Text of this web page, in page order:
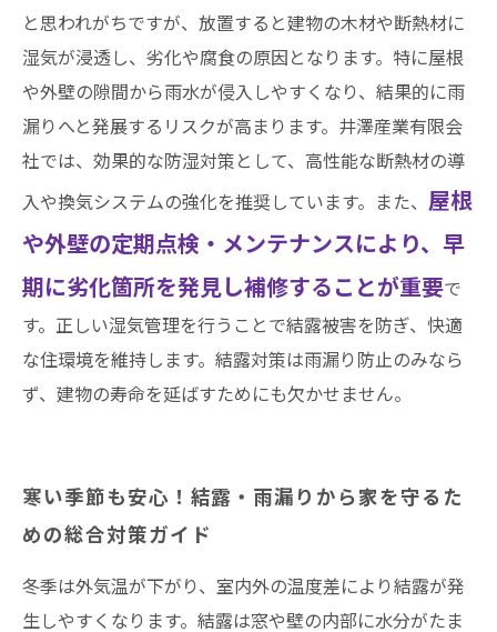
と思われがちですが、放置すると建物の木材や断熱材に
湿気が浸透し、劣化や腐食の原因となります。特に屋根
や外壁の隙間から雨水が侵入しやすくなり、結果的に雨
漏りへと発展するリスクが高まります。井澤産業有限会
社では、効果的な防湿対策として、高性能な断熱材の導
入や換気システムの強化を推奨しています。また、 屋根
や外壁の定期点検・メンテナンスにより、早
期に劣化箇所を発見し補修することが重要で
す。正しい湿気管理を行うことで結露被害を防ぎ、快適
な住環境を維持します。結露対策は雨漏り防止のみなら
ず、建物の寿命を延ばすためにも欠かせません。
寒い季節も安心！結露・雨漏りから家を守るた
めの総合対策ガイド
冬季は外気温が下がり、室内外の温度差により結露が発
生しやすくなります。結露は窓や壁の内部に水分がたま